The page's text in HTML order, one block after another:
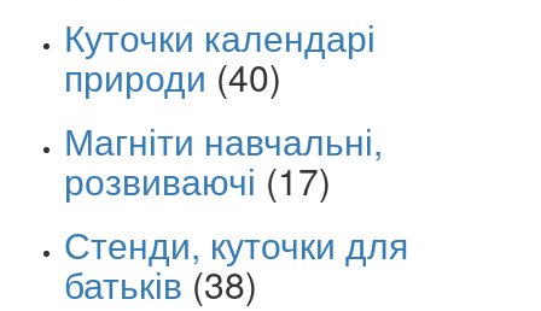
Куточки календарі
природи (40)
Магніти навчальні,
розвиваючі (17)
Стенди, куточки для
батьків (38)